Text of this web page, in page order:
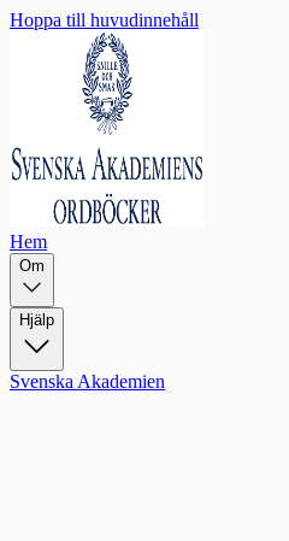
Hoppa till huvudinnehåll
Hem
Om
Hjälp
Svenska Akademien